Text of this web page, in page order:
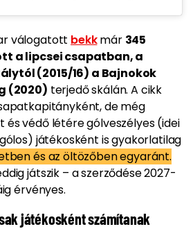
válogatott bekkmár 345
a lipcsei csapatban, a
(2015/16) a Bajnokok
(2020) terjedő skálán. A cikk
de még
és védő létére gólveszélyes (idei
játékosként is gyakorlatilag
és az öltözőben egyaránt.
játszik – a szerződése 2027-
érvényes.
játékosként számítanak